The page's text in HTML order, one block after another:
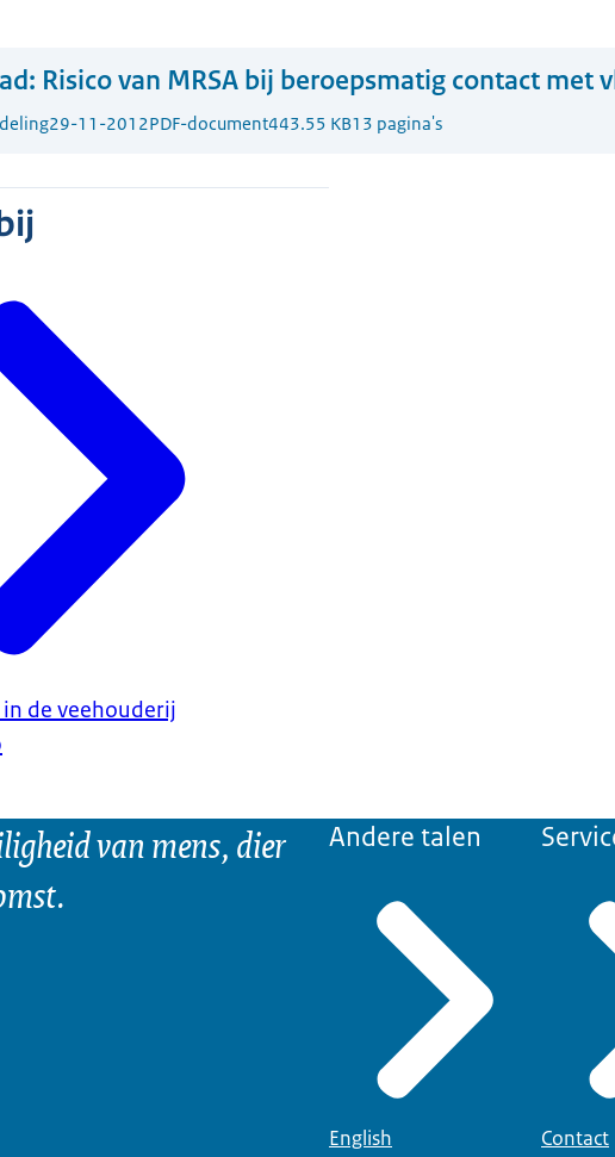
Risico van MRSA bij beroepsmatig contact met
29-11-2012PDF-document443.55 KB13 pagina's
de veehouderij
van mens, dier
Andere talen
English Contact